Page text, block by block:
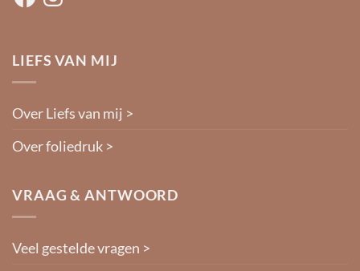
LIEFS VAN MIJ
Over Liefs van mij >
Over foliedruk >
VRAAG & ANTWOORD
Veel gestelde vragen >